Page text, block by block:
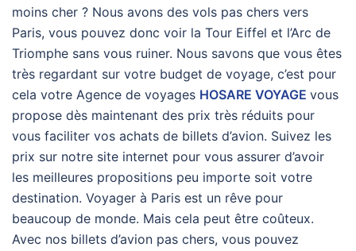
moins cher ? Nous avons des vols pas chers vers
Paris, vous pouvez donc voir la Tour Eiffel et l’Arc de
Triomphe sans vous ruiner. Nous savons que vous êtes
très regardant sur votre budget de voyage, c’est pour
cela votre Agence de voyages HOSARE VOYAGE vous
propose dès maintenant des prix très réduits pour
vous faciliter vos achats de billets d’avion. Suivez les
prix sur notre site internet pour vous assurer d’avoir
les meilleures propositions peu importe soit votre
destination. Voyager à Paris est un rêve pour
beaucoup de monde. Mais cela peut être coûteux.
Avec nos billets d’avion pas chers, vous pouvez